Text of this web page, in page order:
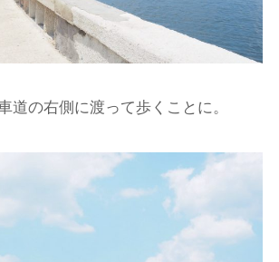
道の右側に渡って歩くことに。